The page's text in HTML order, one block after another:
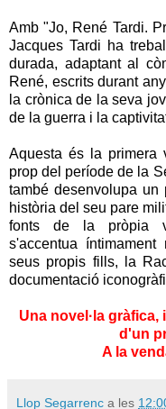
Amb "Jo, René Tardi.
Jacques Tardi ha
durada, adaptant al
René, escrits durant
la crònica de la seva
de la guerra i la
Aquesta és la primera
prop del període de la
també desenvolupa un
història del seu pare
fonts de la pròpia
s'accentua
seus propis fills, la
documentació
Una novel·la
d'un
A la
Llop Segarrenc a les